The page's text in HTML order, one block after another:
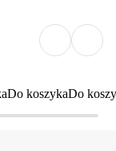
Do koszykaDo